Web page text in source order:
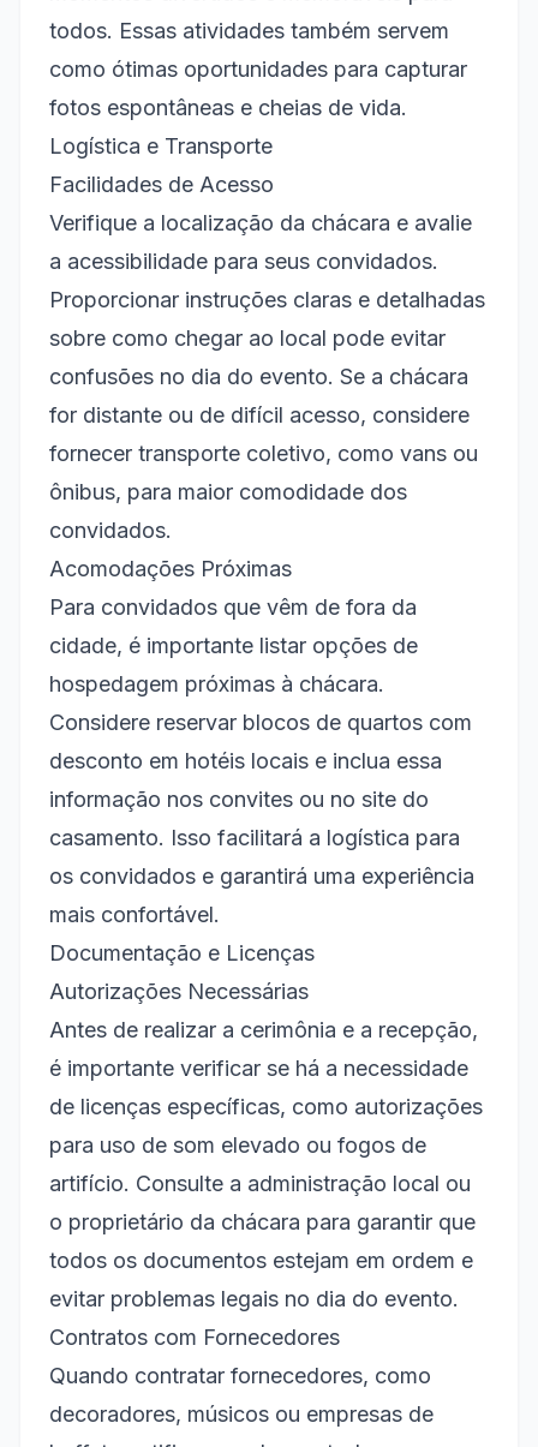
todos. Essas atividades também servem
como ótimas oportunidades para capturar
fotos espontâneas e cheias de vida.
Logística e Transporte
Facilidades de Acesso
Verifique a localização da chácara e avalie
a acessibilidade para seus convidados.
Proporcionar instruções claras e detalhadas
sobre como chegar ao local pode evitar
confusões no dia do evento. Se a chácara
for distante ou de difícil acesso, considere
fornecer transporte coletivo, como vans ou
ônibus, para maior comodidade dos
convidados.
Acomodações Próximas
Para convidados que vêm de fora da
cidade, é importante listar opções de
hospedagem próximas à chácara.
Considere reservar blocos de quartos com
desconto em hotéis locais e inclua essa
informação nos convites ou no site do
casamento. Isso facilitará a logística para
os convidados e garantirá uma experiência
mais confortável.
Documentação e Licenças
Autorizações Necessárias
Antes de realizar a cerimônia e a recepção,
é importante verificar se há a necessidade
de licenças específicas, como autorizações
para uso de som elevado ou fogos de
artifício. Consulte a administração local ou
o proprietário da chácara para garantir que
todos os documentos estejam em ordem e
evitar problemas legais no dia do evento.
Contratos com Fornecedores
Quando contratar fornecedores, como
decoradores, músicos ou empresas de